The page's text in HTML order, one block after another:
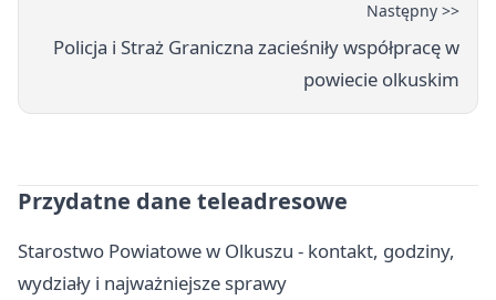
Następny >>
Policja i Straż Graniczna zacieśniły współpracę w
powiecie olkuskim
Przydatne dane teleadresowe
Starostwo Powiatowe w Olkuszu - kontakt, godziny,
wydziały i najważniejsze sprawy